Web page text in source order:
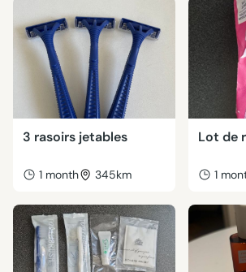
3 rasoirs jetables
1 month 345km
Lot de
1